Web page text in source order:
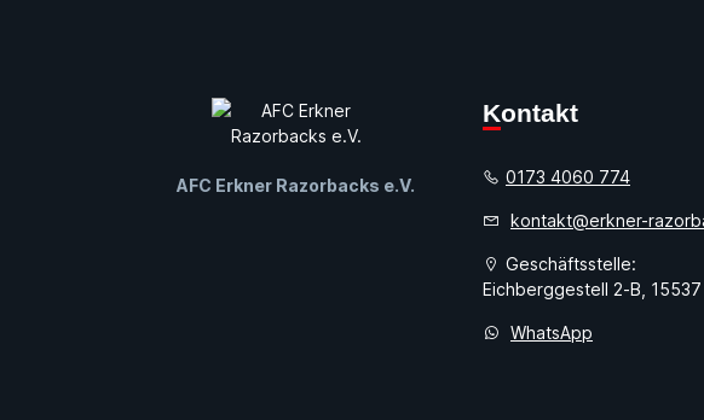
AFC Erkner Razorbacks e.V.
Kontakt
0173 4060 774
kontakt@erkner-
Geschäftsstelle:
Eichberggestell 2-B,
WhatsApp